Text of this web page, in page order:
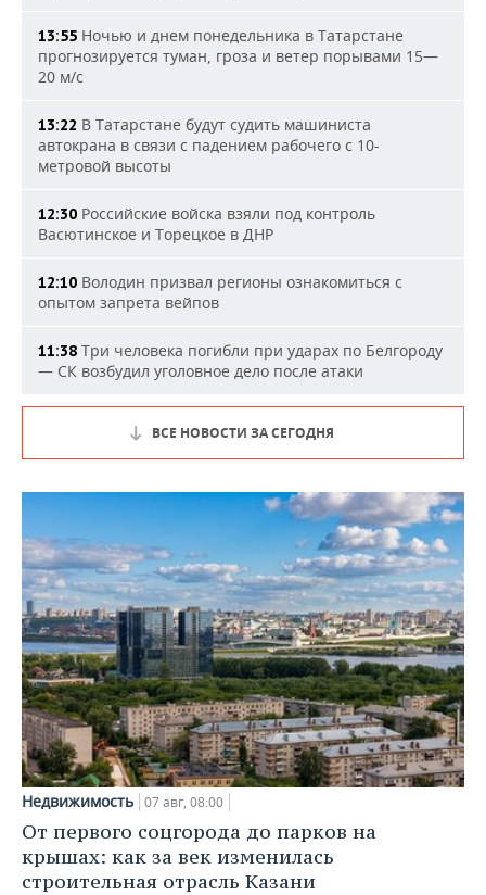
13:55 Ночью и днем понедельника в Татарстане
прогнозируется туман, гроза и ветер порывами 15—
20 м/с
13:22 В Татарстане будут судить машиниста
автокрана в связи с падением рабочего с 10-
метровой высоты
12:30 Российские войска взяли под контроль
Васютинское и Торецкое в ДНР
12:10 Володин призвал регионы ознакомиться с
опытом запрета вейпов
11:38 Три человека погибли при ударах по Белгороду
— СК возбудил уголовное дело после атаки
ВСЕ НОВОСТИ ЗА СЕГОДНЯ
Недвижимость 07 авг, 08:00
От первого соцгорода до парков на
крышах: как за век изменилась
строительная отрасль Казани